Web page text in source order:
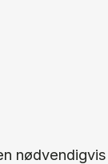
nød­ven­dig­vis